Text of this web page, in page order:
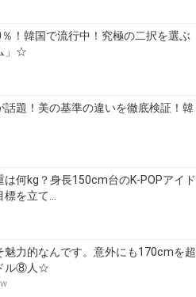
！韓国で流行中！究極の二択を選ぶ
」☆
話題！美の基準の違いを徹底検証！韓
は何kg？身長150cm台のK-POPアイド
を立て…
魅力的なんです。意外にも170cmを超
ル⑧人☆